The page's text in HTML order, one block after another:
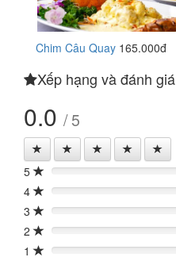
Chim Câu Quay 165.000đ
Xếp hạng và đánh giá
0.0 / 5
5 0%
4
0%
3
0%
2
0%
1
0%